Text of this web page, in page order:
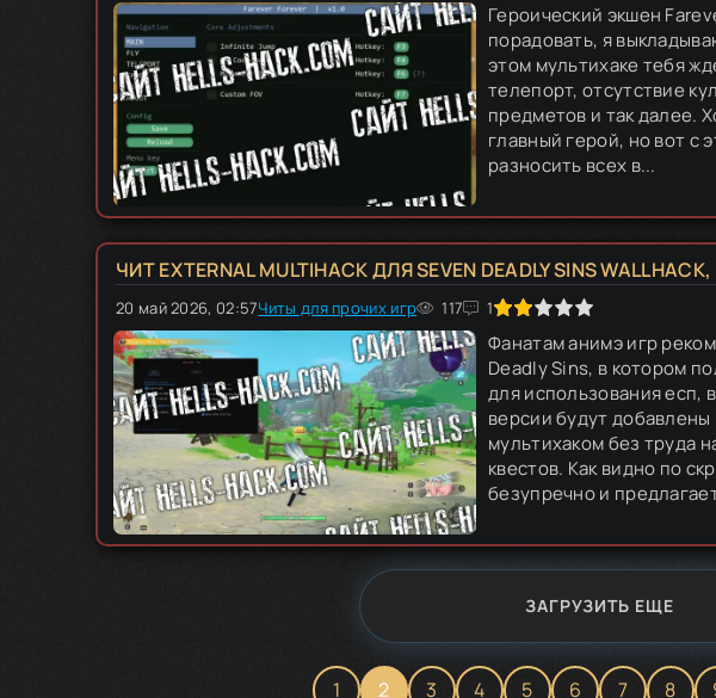
Героический экшен
порадовать, я
этом мультихаке тебя
телепорт, отсутствие
предметов и так далее.
главный герой, но вот с
разносить всех в...
ЧИТ EXTERNAL MULTIHACK ДЛЯ SEVEN DEADLY SINS WALLHACK,
20 май 2026, 02:57Читы для прочих игр 117 1
40 1 2 3 4 5
Фанатам анимэ игр
Deadly Sins, в котором
для использования есп,
версии будут
мультихаком без труда
квестов. Как видно по
безупречно и
ЗАГРУЗИТЬ ЕЩЕ
1 2 3 4 5 6 7 8